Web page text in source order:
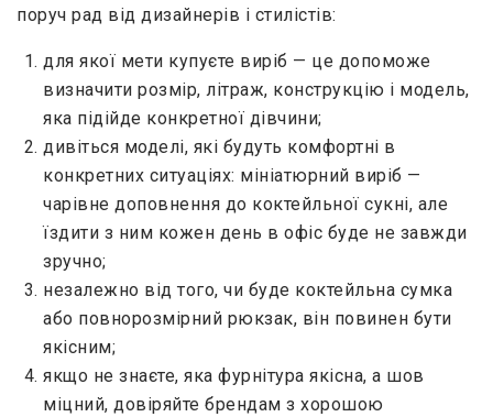
поруч рад від дизайнерів і стилістів:
для якої мети купуєте виріб — це допоможе
визначити розмір, літраж, конструкцію і модель,
яка підійде конкретної дівчини;
дивіться моделі, які будуть комфортні в
конкретних ситуаціях: мініатюрний виріб —
чарівне доповнення до коктейльної сукні, але
їздити з ним кожен день в офіс буде не завжди
зручно;
незалежно від того, чи буде коктейльна сумка
або повнорозмірний рюкзак, він повинен бути
якісним;
якщо не знаєте, яка фурнітура якісна, а шов
міцний, довіряйте брендам з хорошою